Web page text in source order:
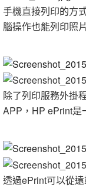
手機直接列印的方
腦操作也能列印照
除了列印服務外掛
APP，HP ePrint是
透過ePrint可以從